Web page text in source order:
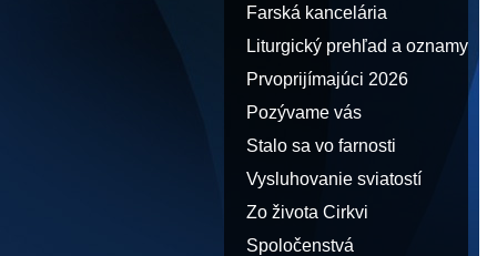
Farská kancelária
Liturgický prehľad a oznamy
Prvoprijímajúci 2026
Pozývame vás
Stalo sa vo farnosti
Vysluhovanie sviatostí
Zo života Cirkvi
Spoločenstvá